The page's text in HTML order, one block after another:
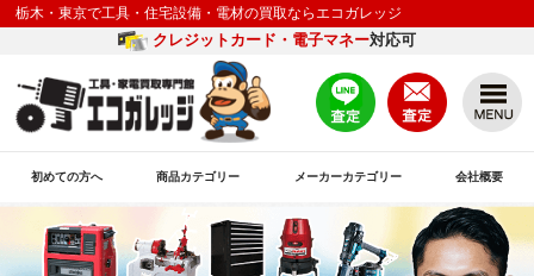
栃木・東京で工具・住宅設備・電材の買取ならエコガレッジ
クレジットカード・電子マネー対応可
初めての方へ 商品カテゴリー メーカーカテゴリー 会社概要